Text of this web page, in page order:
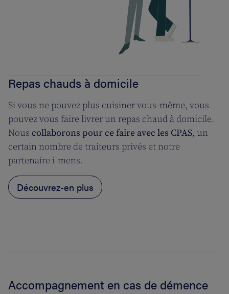
Repas chauds à domicile
Si vous ne pouvez plus cuisiner vous-même, vous
pouvez vous faire livrer un repas chaud à domicile.
Nous collaborons pour ce faire avec les CPAS, un
certain nombre de traiteurs privés et notre
partenaire i-mens.
Découvrez-en plus
Accompagnement en cas de démence